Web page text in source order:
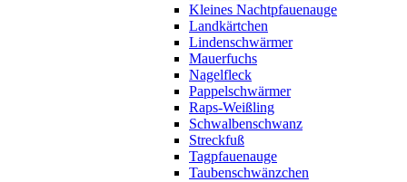
Kleines Nachtpfauenauge
Landkärtchen
Lindenschwärmer
Mauerfuchs
Nagelfleck
Pappelschwärmer
Raps-Weißling
Schwalbenschwanz
Streckfuß
Tagpfauenauge
Taubenschwänzchen